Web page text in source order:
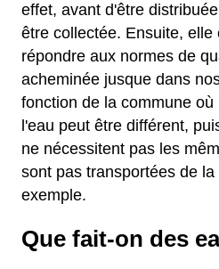
effet, avant d'être
être collectée. Ensuite, elle
répondre aux normes de
acheminée jusque dans
fonction de la commune
l'eau peut être différent,
ne nécessitent pas les
sont pas transportées de
exemple.
Que fait-on des